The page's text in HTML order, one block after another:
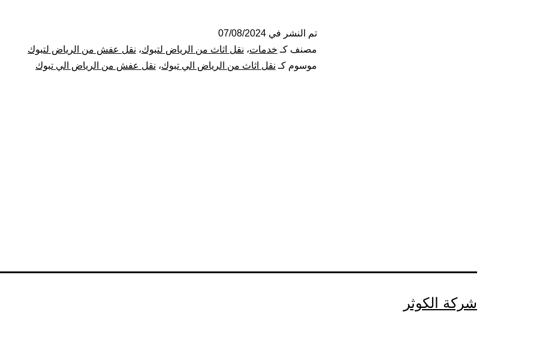
تم النشر في 07/08/2024
مصنف كـ خدمات، نقل اثاث من الرياض لتبوك، نقل عفش من الرياض لتبوك
موسوم كـ نقل اثاث من الرياض الي تبوك، نقل عفش من الرياض الي تبوك
شركة الكوثر